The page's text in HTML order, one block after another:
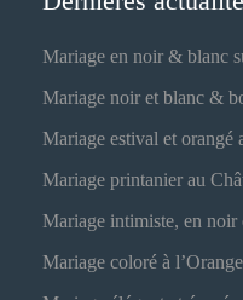
Mariage en noir & blanc
Mariage noir et blanc &
Mariage estival et orangé
Mariage printanier au
Mariage intimiste, en noir
Mariage coloré à